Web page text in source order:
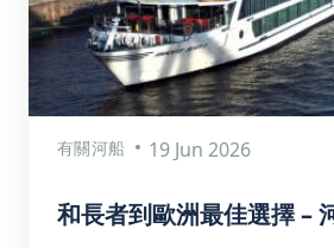
有關河船 19 Jun 2026
和長者到歐洲最佳選擇 –